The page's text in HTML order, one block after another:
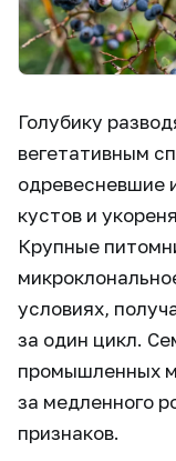
Голубику
вегетативным
одревесневшие
кустов и
Крупные
условиях,
за один цикл.
промышленных
за медленного
признаков.